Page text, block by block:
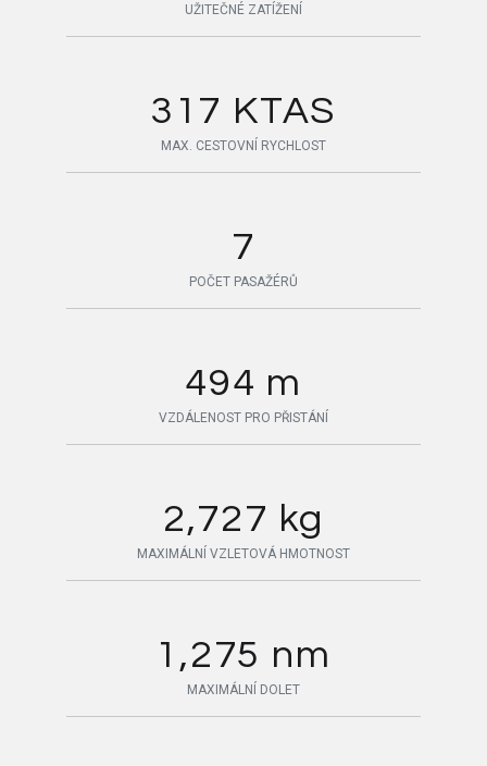
UŽITEČNÉ ZATÍŽENÍ
317 KTAS
MAX. CESTOVNÍ RYCHLOST
7
POČET PASAŽÉRŮ
494 m
VZDÁLENOST PRO PŘISTÁNÍ
2,727 kg
MAXIMÁLNÍ VZLETOVÁ HMOTNOST
1,275 nm
MAXIMÁLNÍ DOLET